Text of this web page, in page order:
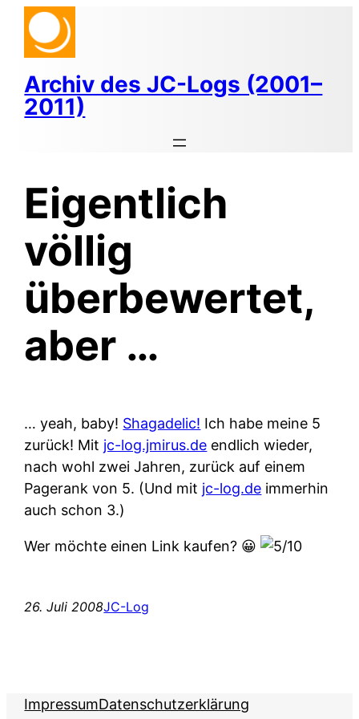
Zum
Inhalt
springen
Archiv des JC-Logs (2001–
2011)
Eigentlich
völlig
überbewertet,
aber …
… yeah, baby! Shagadelic! Ich habe meine 5
zurück! Mit jc-log.jmirus.de endlich wieder,
nach wohl zwei Jahren, zurück auf einem
Pagerank von 5. (Und mit jc-log.de immerhin
auch schon 3.)
Wer möchte einen Link kaufen? 😀
26. Juli 2008JC-Log
ImpressumDatenschutzerklärung